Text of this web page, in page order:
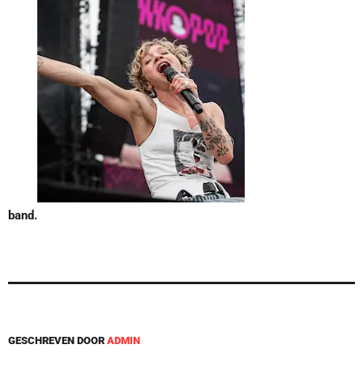
band.
GESCHREVEN DOOR ADMIN